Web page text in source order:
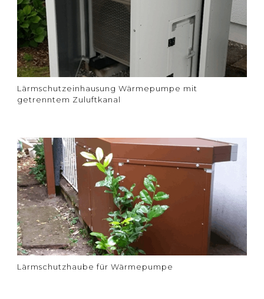
Lärmschutzeinhausung Wärmepumpe mit
getrenntem Zuluftkanal
Lärmschutzhaube für Wärmepumpe